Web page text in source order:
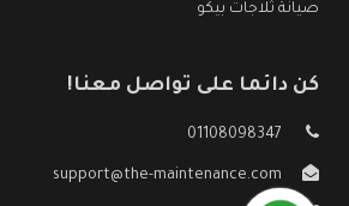
صيانة ثلاجات بيكو
كن دائما على تواصل معنا!
01108098347
support@the-maintenance.com